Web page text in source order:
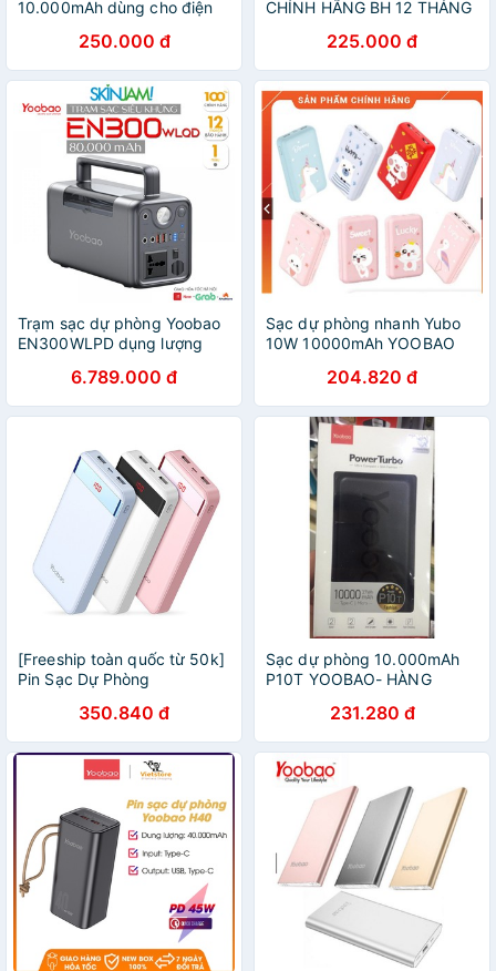
10.000mAh dùng cho điện
Bluetooth... Yoobao P10T
250.000 đ
CHÍNH HÃNG BH 12 THÁNG
hình cute sạc nhanh nhỏ gọn
225.000 đ
Trạm sạc dự phòng Yoobao
EN300WLPD dụng lượng
300WL / sạc nhanh PD 65W
cổng điện 220V/300W.
6.789.000 đ
Sạc dự phòng nhanh Yubo
10W 10000mAh YOOBAO
204.820 đ
[Freeship toàn quốc từ 50k]
Pin Sạc Dự Phòng
M20Pro có đèn pin LED
Chính hãng
350.840 đ
Sạc dự phòng 10.000mAh
P10T YOOBAO- HÀNG
231.280 đ